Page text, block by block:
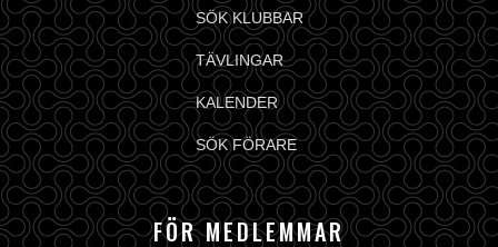
SÖK KLUBBAR
TÄVLINGAR
KALENDER
SÖK FÖRARE
FÖR MEDLEMMAR